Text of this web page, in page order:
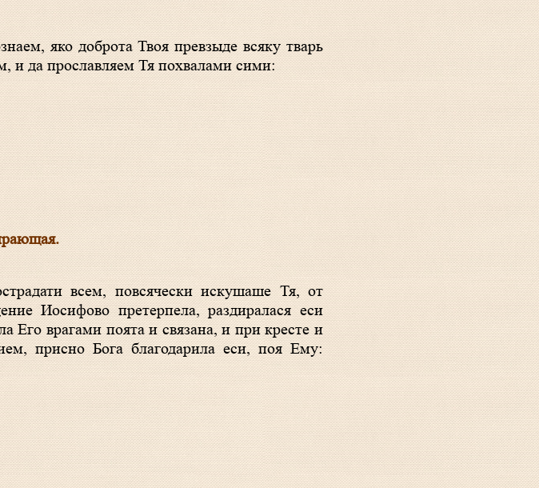
и да прославляем Тя похвалами сими:
Иосифово претерпела, раздиралася еси
врагами поята и связана, и при кресте и
присно Бога благодарила еси, поя Ему: